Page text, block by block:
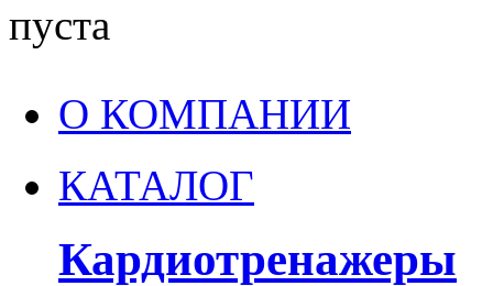
пуста
О КОМПАНИИ
КАТАЛОГ
Кардиотренажеры